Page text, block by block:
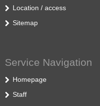
Location / access
Sitemap
Service Navigation
Homepage
Staff